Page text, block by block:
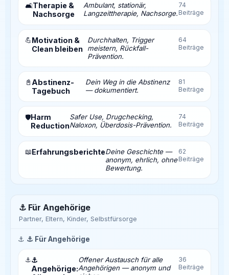
🛋️Therapie &
Nachsorge
Ambulant, stationär,
Langzeittherapie, Nachsorge.
74
Beiträge
💪Motivation &
Clean bleiben
Durchhalten, Trigger
meistern, Rückfall-
Prävention.
64
Beiträge
📓 Abstinenz-
Tagebuch
Dein Weg in die Abstinenz
— dokumentiert.
81
Beiträge
🛡️Harm
Reduction
Safer Use, Drugchecking,
Naloxon, Überdosis-Prävention.
74
Beiträge
📖ErfahrungsberichteDeine Geschichte —
anonym, ehrlich, ohne
Bewertung.
62
Beiträge
⚓ Für Angehörige
Partner, Eltern, Kinder, Selbstfürsorge
⚓ ⚓ Für Angehörige
⚓⚓
Angehörige:
Offener Austausch für alle
Angehörigen — anonym und
36
Beiträge